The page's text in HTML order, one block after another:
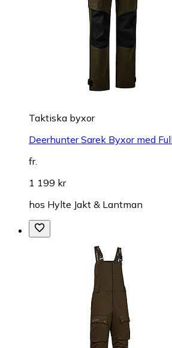
Taktiska byxor
Deerhunter Sarek Byxor med
fr.
1 199 kr
hos Hylte Jakt & Lantman